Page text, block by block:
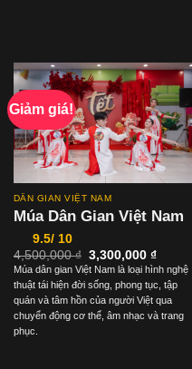
Giảm giá!
DÂN GIAN VIỆT NAM
Múa Dân Gian Việt Nam
9.5/ 10
4,500,000₫ Giá
gốc
là:
4,500,000 ₫.
3,300,000 ₫Giá
hiện
tại
là:
Múa dân gian Việt Nam là loại hình nghệ
thuật tái hiện đời sống, phong tục, tập
quán và tâm hồn của người Việt qua
chuyển động cơ thể, âm nhạc và trang
phục.